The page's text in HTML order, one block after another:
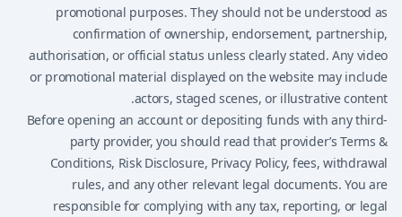
promotional purposes. They should not be understood as
confirmation of ownership, endorsement, partnership,
authorisation, or official status unless clearly stated. Any video
or promotional material displayed on the website may include
actors, staged scenes, or illustrative content.
Before opening an account or depositing funds with any third-
party provider, you should read that provider’s Terms &
Conditions, Risk Disclosure, Privacy Policy, fees, withdrawal
rules, and any other relevant legal documents. You are
responsible for complying with any tax, reporting, or legal